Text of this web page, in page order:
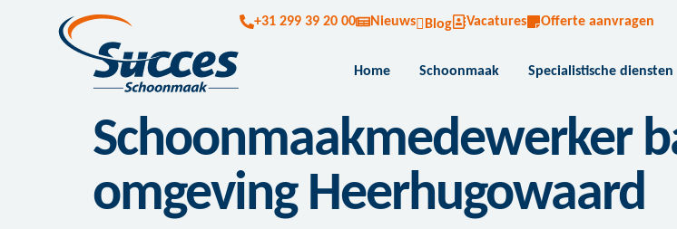
+31 299 39 20 00 Nieuws Blog Vacatures Offerte aanvragen
Home Schoonmaak Specialistische diensten
Schoonmaakmedewerker
omgeving Heerhugowaard